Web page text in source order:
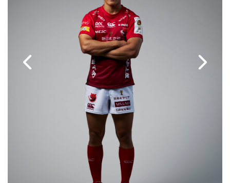
クラブからのお願い
株式会社 ブレイブルーパス東京概要
株式会社 チームの歴史
InstagramX Youtube
パートナーシップのご案内